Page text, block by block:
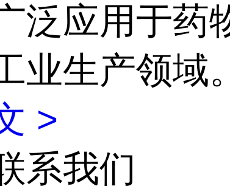
泛应用于药
业生产领域
>
系我们